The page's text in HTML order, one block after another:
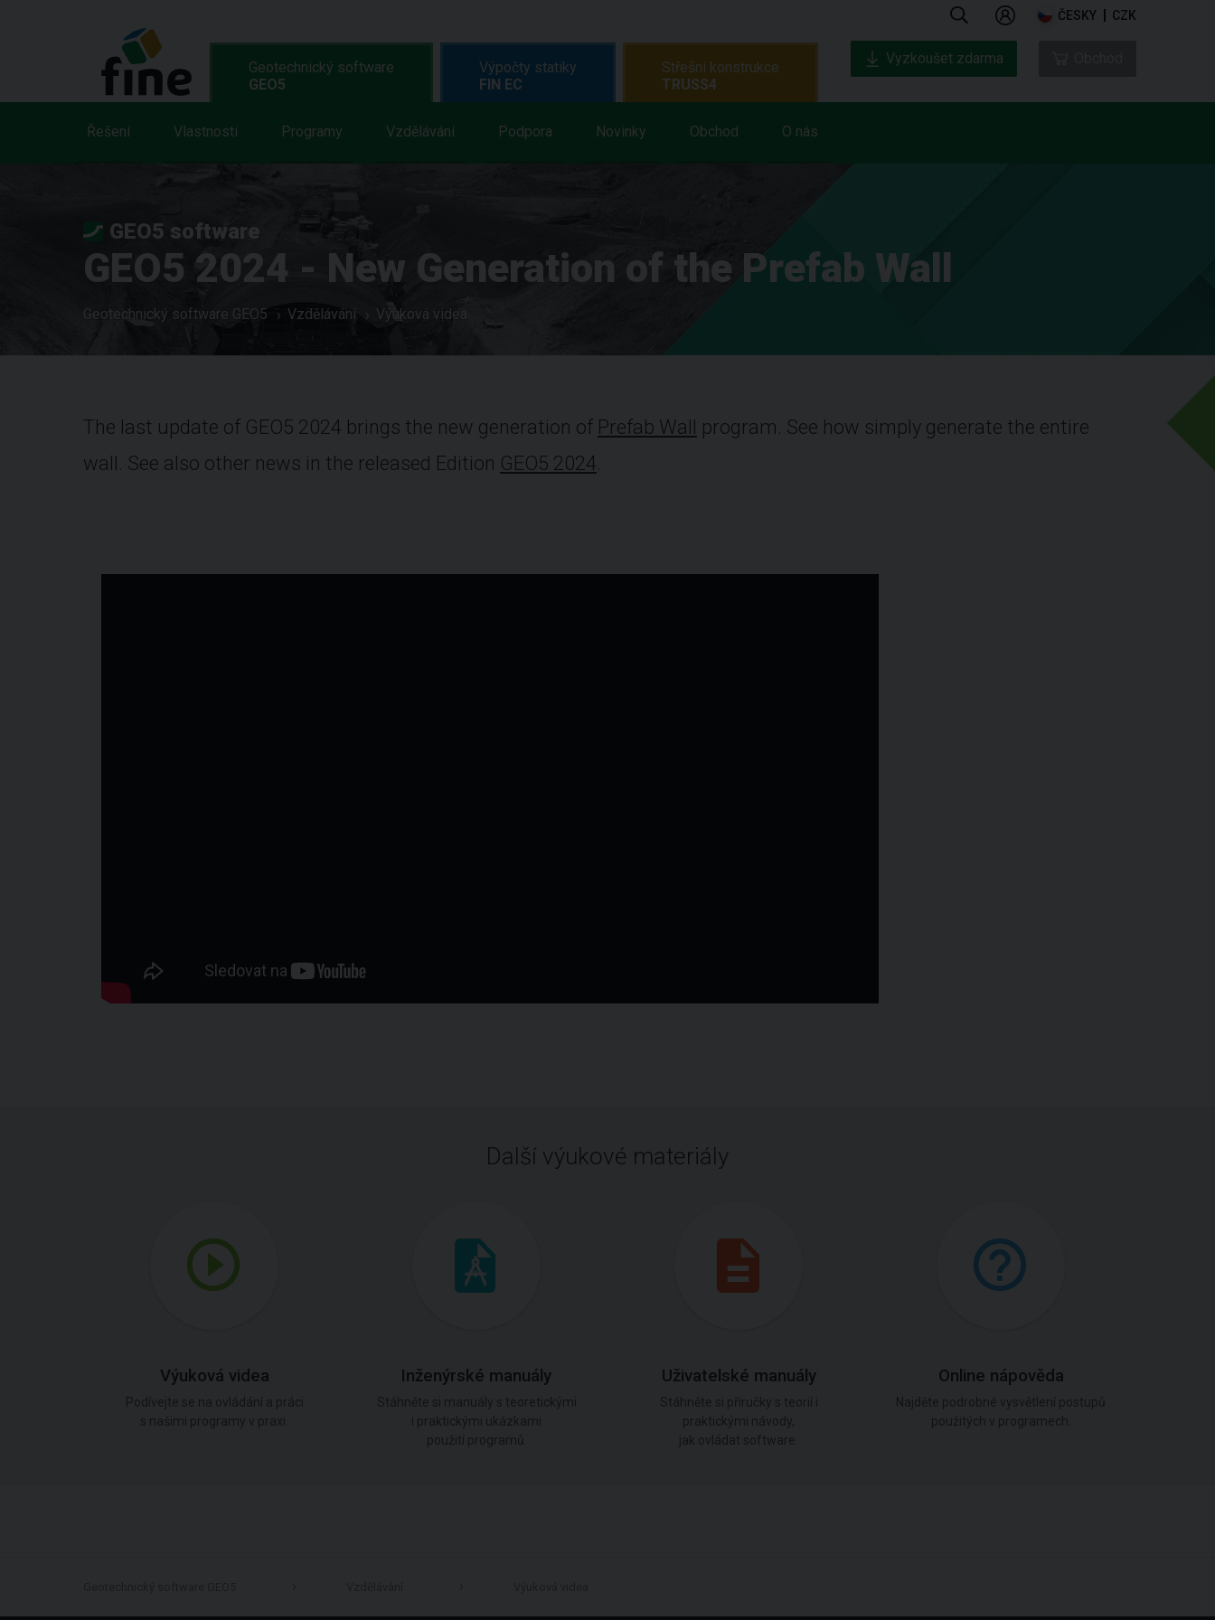
ČESKY CZK
Geotechnický software
GEO5
Řešení Vlastnosti Programy Vzdělávání Podpora Novinky Obchod O nás
Výpočty statiky
FIN EC
Střešní konstrukce
TRUSS4
Vyzkoušet zdarma
GEO5 software
GEO5 2024 - New Generation of the Prefab Wall
Geotechnický software GEO5 Vzdělávání Výuková videa
The last update of GEO5 2024 brings the new generation of Prefab Wall program. See how simply generate the entire
wall. See also other news in the released Edition GEO5 2024.
Další výukové materiály
Výuková videa Inženýrské manuály Uživatelské manuály Online nápověda